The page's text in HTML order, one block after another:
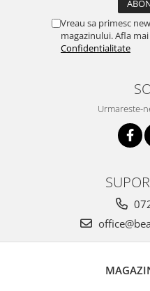
Vreau sa primesc
magazinului. Afla
Confidentialitate
Urmareste-